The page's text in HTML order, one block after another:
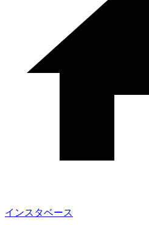
インスタベース